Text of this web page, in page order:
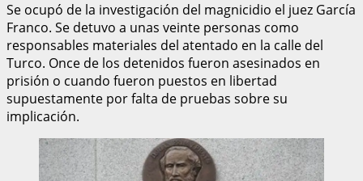
Se ocupó de la investigación del magnicidio el juez García
Franco. Se detuvo a unas veinte personas como
responsables materiales del atentado en la calle del
Turco. Once de los detenidos fueron asesinados en
prisión o cuando fueron puestos en libertad
supuestamente por falta de pruebas sobre su
implicación.